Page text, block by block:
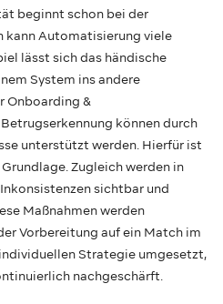
beginnt schon bei der
kann Automatisierung viele
lässt sich das händische
System ins andere
Onboarding &
können durch
unterstützt werden. Hierfür ist
Zugleich werden in
sichtbar und
Maßnahmen werden
Vorbereitung auf ein Match im
Strategie umgesetzt,
nachgeschärft.